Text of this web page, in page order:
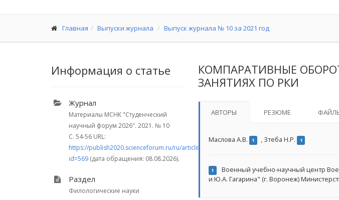
Главная Выпуски журнала Выпуск журнала № 10 за 2021 год
Информация о статье
Журнал
Материалы МСНК "Студенческий
научный форум 2026". 2021. № 10
С. 54-56 URL:
https://publish2020.scienceforum.ru/ru/article/view?
id=569 (дата обращения: 08.08.2026).
Раздел
Филологические науки
КОМПАРАТИВНЫЕ
ЗАНЯТИЯХ ПО РКИ
АВТОРЫ РЕЗЮМЕ
Маслова А.В. 1 , Зтеба Н.Р. 1
1
Военный учебно-научный центр
и Ю.А. Гагарина" (г. Воронеж)